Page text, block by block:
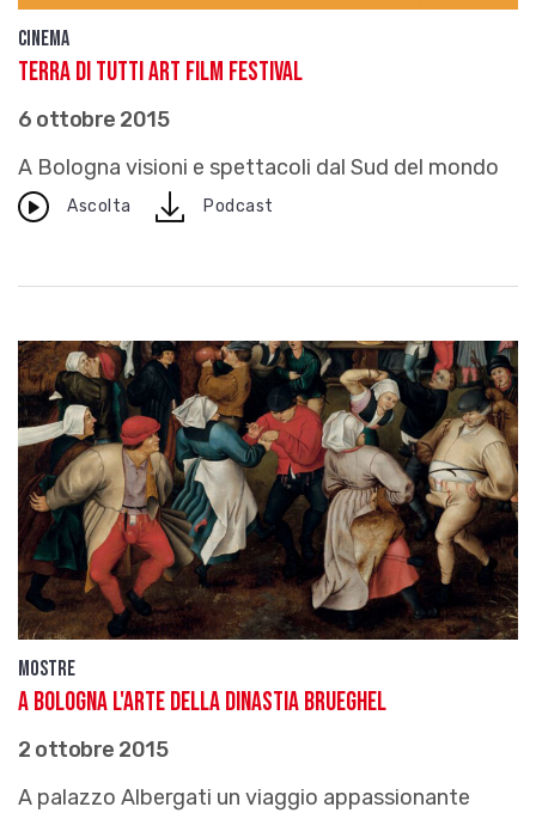
Cinema
Terra di Tutti Art Film Festival
6 ottobre 2015
A Bologna visioni e spettacoli dal Sud del mondo
Ascolta downloadPodcast
Mostre
A Bologna l'arte della dinastia Brueghel
2 ottobre 2015
A palazzo Albergati un viaggio appassionante